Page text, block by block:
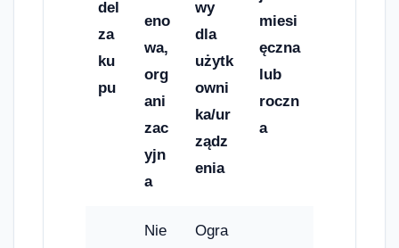
del
za
ku
pu
eno
wa,
org
ani
zac
yjn
a
wy
dla
użytk
owni
ka/ur
ządz
enia
miesi
ęczna
lub
roczn
a
Nie
Ogra